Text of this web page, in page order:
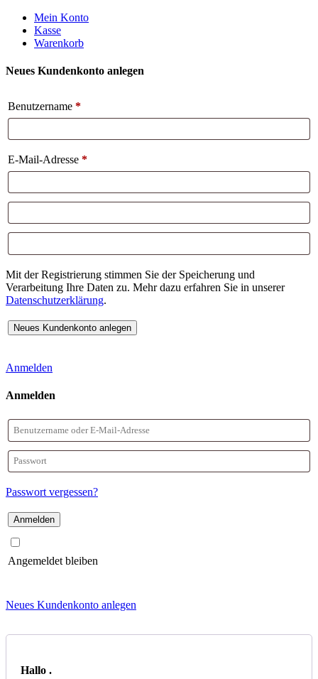
Weiter
zum
Inhalt
Mein Konto
Kasse
Warenkorb
Neues Kundenkonto anlegen
Benutzername *
E-Mail-Adresse *
Mit der Registrierung stimmen Sie der Speicherung und
Verarbeitung Ihre Daten zu. Mehr dazu erfahren Sie in unserer
Datenschutzerklärung.
Anmelden
Anmelden
Benutzername
oder
E-
Mail-
Adresse
Passwort
Passwort vergessen?
Angemeldet bleiben
Neues Kundenkonto anlegen
Hallo .